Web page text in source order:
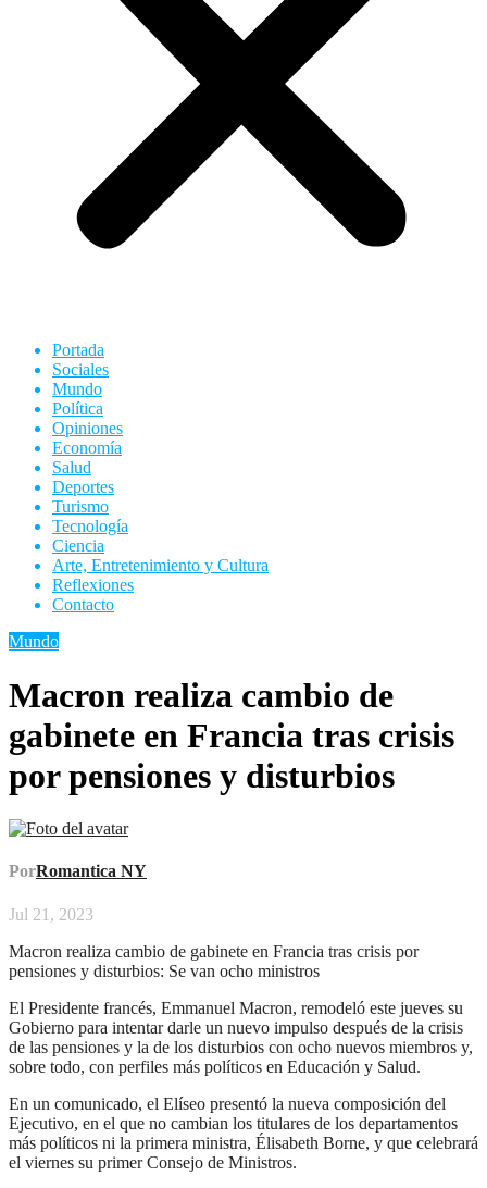
Portada
Sociales
Mundo
Política
Opiniones
Economía
Salud
Deportes
Turismo
Tecnología
Ciencia
Arte, Entretenimiento y Cultura
Reflexiones
Contacto
Mundo
Macron realiza cambio de
gabinete en Francia tras crisis
por pensiones y disturbios
PorRomantica NY
Jul 21, 2023
Macron realiza cambio de gabinete en Francia tras crisis por
pensiones y disturbios: Se van ocho ministros
El Presidente francés, Emmanuel Macron, remodeló este jueves su
Gobierno para intentar darle un nuevo impulso después de la crisis
de las pensiones y la de los disturbios con ocho nuevos miembros y,
sobre todo, con perfiles más políticos en Educación y Salud.
En un comunicado, el Elíseo presentó la nueva composición del
Ejecutivo, en el que no cambian los titulares de los departamentos
más políticos ni la primera ministra, Élisabeth Borne, y que celebrará
el viernes su primer Consejo de Ministros.